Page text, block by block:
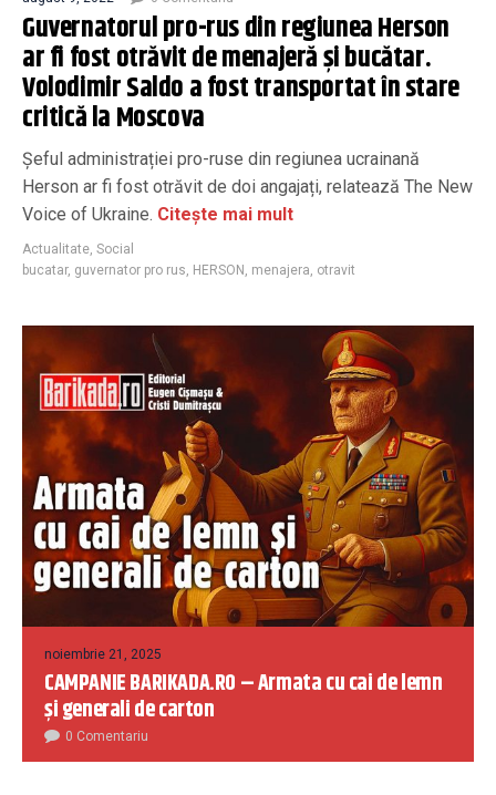
Guvernatorul pro-rus din regiunea Herson
ar fi fost otrăvit de menajeră și bucătar.
Volodimir Saldo a fost transportat în stare
critică la Moscova
Șeful administrației pro-ruse din regiunea ucrainană
Herson ar fi fost otrăvit de doi angajați, relatează The New
Voice of Ukraine. Citește mai mult
Actualitate Social
bucatar, guvernator pro rus HERSON menajera otravit
noiembrie 21, 2025
CAMPANIE BARIKADA.RO – Armata cu cai de lemn
și generali de carton
0 Comentariu